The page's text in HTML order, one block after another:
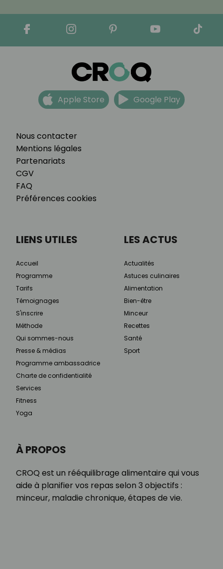
Nous contacter
Mentions légales
Partenariats
CGV
FAQ
Préférences cookies
Apple Store Google Play
À PROPOS
CROQ est un rééquilibrage alimentaire qui vous
aide à planifier vos repas selon 3 objectifs :
minceur, maladie chronique, étapes de vie.
LIENS UTILES
Accueil
Programme
Tarifs
Témoignages
S'inscrire
Méthode
Qui sommes-nous
Presse & médias
Programme ambassadrice
Charte de confidentialité
Services
Fitness
Yoga
LES ACTUS
Actualités
Astuces culinaires
Alimentation
Bien-être
Minceur
Recettes
Santé
Sport